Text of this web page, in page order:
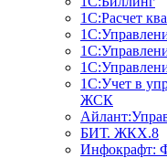
1С:Расчет
1С:Учет в
ЖСК
БИТ. ЖКХ.8
Инфокрафт: